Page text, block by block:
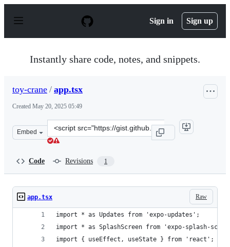
p
Sign in Sign up
Instantly share code, notes, and snippets.
toy-crane / app.tsx
Created May 20, 2025 05:49
Embed
Clone
this
crane/
Code Revisions 1
Raw
app.tsx
import * as Updates from 'expo-updates';
import * as SplashScreen from 'expo-splash-
import { useEffect, useState } from 'react';